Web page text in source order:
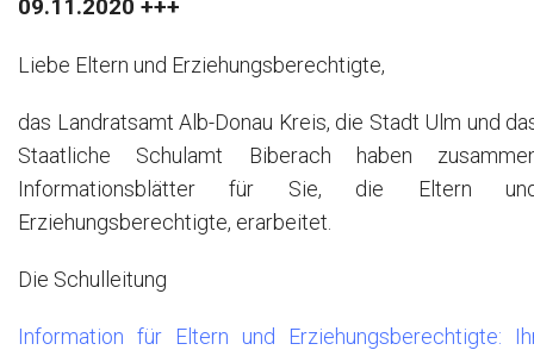
09.11.2020 +++
Liebe Eltern und Erziehungsberechtigte,
das Landratsamt Alb-Donau Kreis, die Stadt Ulm und
Staatliche Schulamt Biberach haben
Informationsblätter für Sie, die Eltern
Erziehungsberechtigte, erarbeitet.
Die Schulleitung
Information für Eltern und Erziehungsberechtigte: